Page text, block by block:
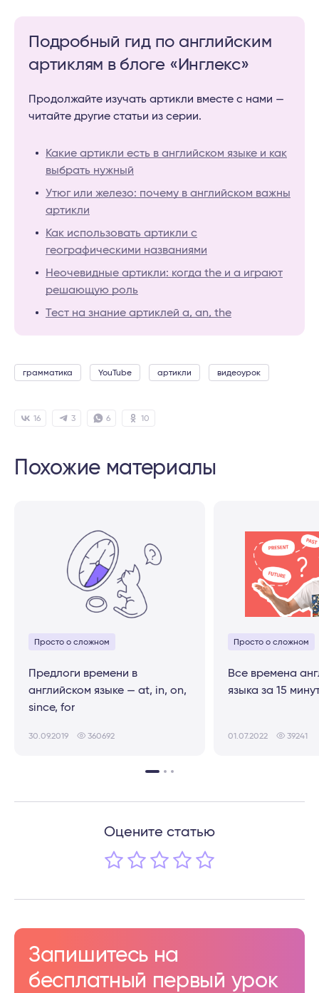
Подробный гид по английским
артиклям в блоге «Инглекс»
Продолжайте изучать артикли вместе с нами —
читайте другие статьи из серии.
Какие артикли есть в английском языке и как
выбрать нужный
Утюг или железо: почему в английском важны
артикли
Как использовать артикли с
географическими названиями
Неочевидные артикли: когда the и a играют
решающую роль
Тест на знание артиклей a, an, the
грамматика YouTube артикли видеоурок
16 10
3 6
Похожие материалы
Просто о сложном
Предлоги времени в
английском языке — at, in, on,
since, for
30.09.2019 360692
Просто о сложном
Все времена
языка за 15
01.07.2022 39241
Оцените статью
Запишитесь на
бесплатный первый урок